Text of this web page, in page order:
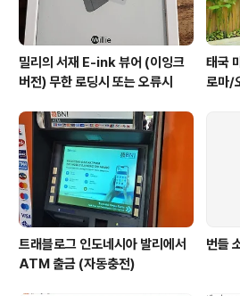
밀리의 서재 E-ink 뷰어 (이잉크
버전) 무한 로딩시 또는 오류시
태국
로마/
트래블로그 인도네시아 발리에서
ATM 출금 (자동충전)
번들